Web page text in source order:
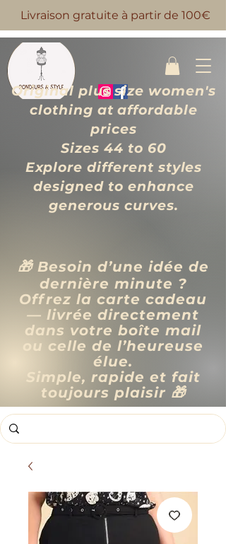
Livraison gratuite à partir de 100€
Original plus size women's
clothing at affordable
prices
Sizes 44 to 60
Explore different styles
designed to enhance
generous curves.
🎁 Besoin d’une idée de
dernière minute ?
Offrez la carte cadeau
— livrée directement
dans votre boîte mail
ou celle de l’heureuse
élue.
Simple, rapide et fait
toujours plaisir 🎁